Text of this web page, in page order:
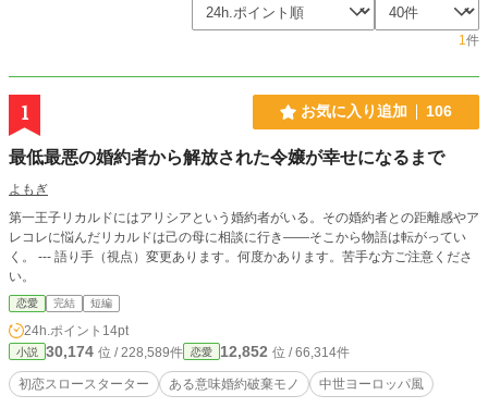
1件
1 お気に入り追加 106
最低最悪の婚約者から解放された令嬢が幸せになるまで
よもぎ
第一王子リカルドにはアリシアという婚約者がいる。その婚約者との距離感やア
レコレに悩んだリカルドは己の母に相談に行き――そこから物語は転がってい
く。 --- 語り手（視点）変更あります。何度かあります。苦手な方ご注意くださ
い。
恋愛 完結 短編
24h.ポイント 14pt
小説 30,174 位 / 228,589件 恋愛 12,852 位 / 66,314件
初恋スロースターター ある意味婚約破棄モノ 中世ヨーロッパ風